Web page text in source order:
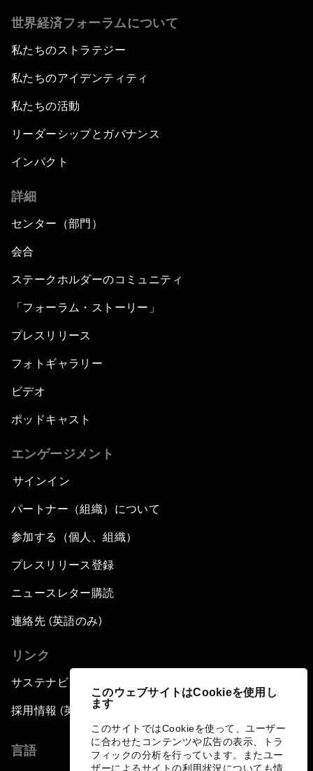
このウェブサイトはCookieを使用し
ます
このサイトではCookieを使って、ユーザー
に合わせたコンテンツや広告の表示、トラ
フィックの分析を行っています。またユー
ザーによるサイトの利用状況についても情
世界経済フォーラムについて
私たちのストラテジー
私たちのアイデンティティ
私たちの活動
リーダーシップとガバナンス
インパクト
詳細
センター（部門）
会合
ステークホルダーのコミュニティ
「フォーラム・ストーリー」
プレスリリース
フォトギャラリー
ビデオ
ポッドキャスト
エンゲージメント
サインイン
パートナー（組織）について
参加する（個人、組織）
プレスリリース登録
ニュースレター購読
連絡先 (英語のみ)
リンク
サステナビリティへの取り組み
採用情報 (英語のみ)
言語